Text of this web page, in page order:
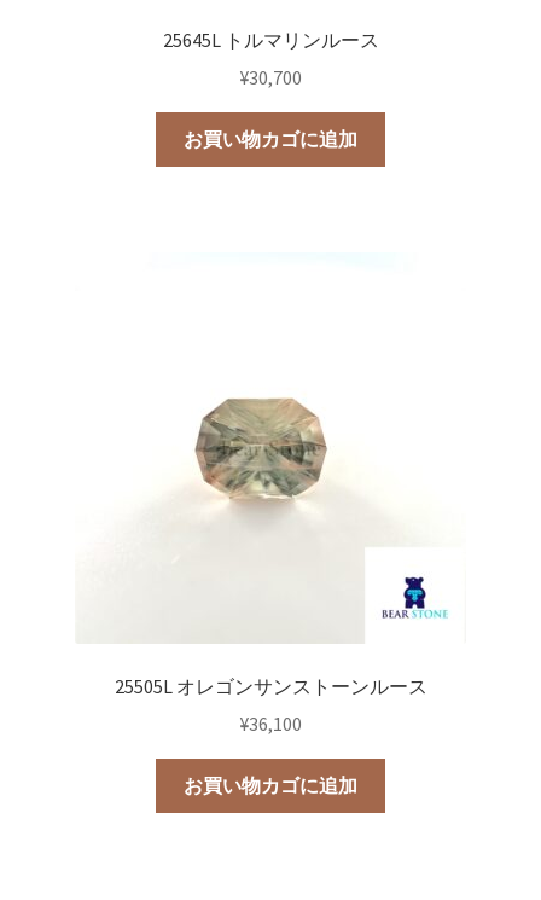
25645L トルマリンルース
¥30,700
お買い物カゴに追加
25505L オレゴンサンストーンルース
¥36,100
お買い物カゴに追加